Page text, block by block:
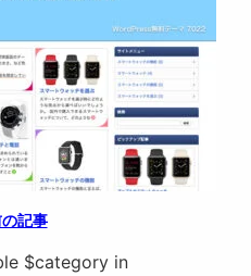
記事
$category in